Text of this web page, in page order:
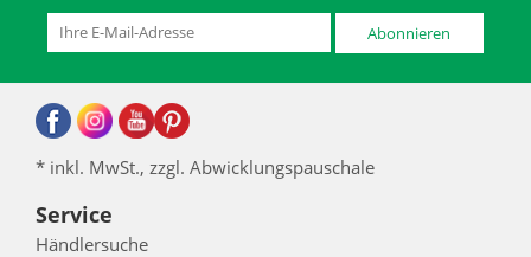
Abonnieren
* inkl. MwSt., zzgl. Abwicklungspauschale
Service
Händlersuche